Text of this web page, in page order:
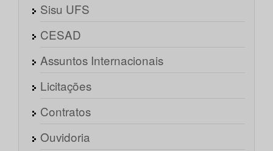
Sisu UFS
CESAD
Assuntos Internacionais
Licitações
Contratos
Ouvidoria